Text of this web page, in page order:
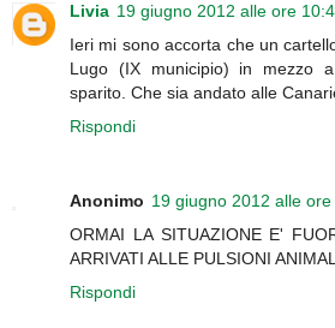
Livia 19 giugno 2012 alle ore
Ieri mi sono accorta che un
Lugo (IX municipio) in mezzo
sparito. Che sia andato alle
Rispondi
Anonimo 19 giugno 2012 alle
ORMAI LA SITUAZIONE E'
ARRIVATI ALLE PULSIONI
Rispondi